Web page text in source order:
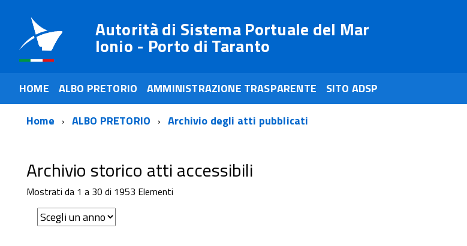
Autorità di Sistema Portuale del Mar
Ionio - Porto di Taranto
HOME ALBO PRETORIO AMMINISTRAZIONE TRASPARENTE
SITO ADSP
Home
ALBO PRETORIO Archivio degli atti pubblicati
Archivio storico atti accessibili
Mostrati da 1 a 30 di 1953 Elementi